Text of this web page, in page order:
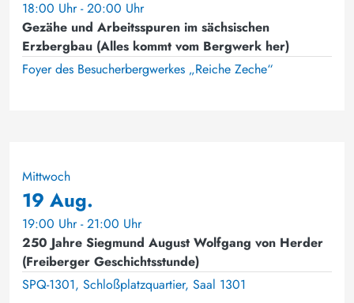
18:00 Uhr - 20:00 Uhr
Gezähe und Arbeitsspuren im sächsischen
Erzbergbau (Alles kommt vom Bergwerk her)
Foyer des Besucherbergwerkes „Reiche Zeche“
Mittwoch
19 Aug.
19:00 Uhr - 21:00 Uhr
250 Jahre Siegmund August Wolfgang von Herder
(Freiberger Geschichtsstunde)
SPQ-1301, Schloßplatzquartier, Saal 1301